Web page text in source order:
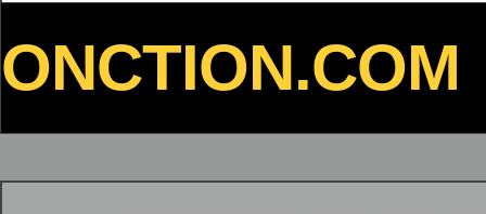
ONCTION.COM